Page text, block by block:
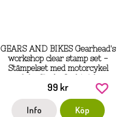
GEARS AND BIKES Gearhead's
workshop clear stamp set -
Stämpelset med motorcykel
99 kr
Info Köp